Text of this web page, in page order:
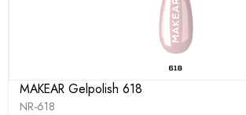
MAKEAR Gelpolish 618
NR-618